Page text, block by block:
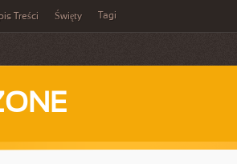
Treści Święty Tagi